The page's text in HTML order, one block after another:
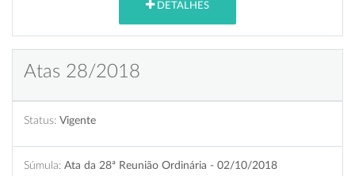
DETALHES
Atas 28/2018
Status: Vigente
Súmula: Ata da 28ª Reunião Ordinária - 02/10/2018